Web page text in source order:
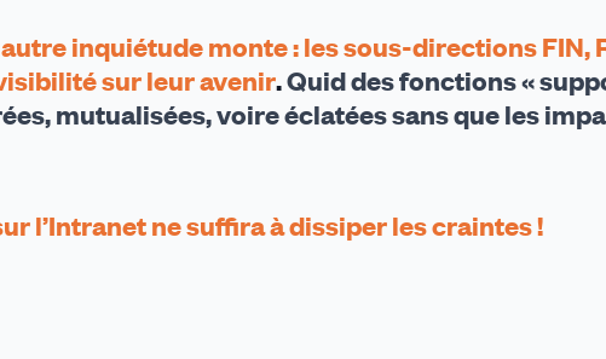
inquiétude monte:les sous-directions FIN,
sur leur avenir.Quid des fonctions «
mutualisées, voire éclatées sans que les
l’Intranet ne suffira à dissiper les craintes !